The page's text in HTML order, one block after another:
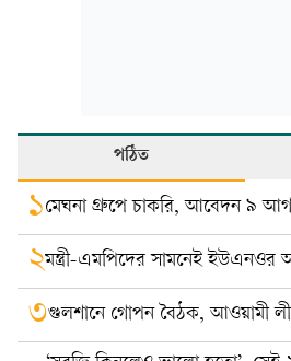
পঠিত
১মেঘনা গ্রুপে চাকরি, আবেদন ৯
২মন্ত্রী-এমপিদের সামনেই
৩গুলশানে গোপন বৈঠক, আওয়ামী